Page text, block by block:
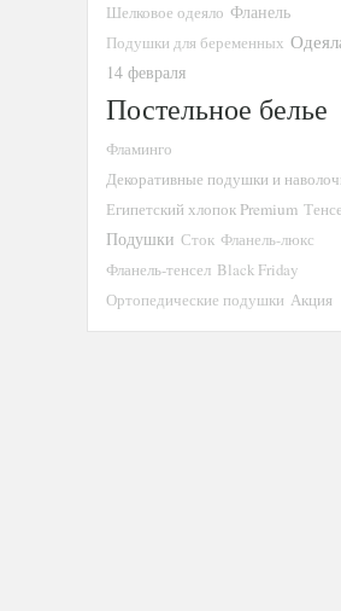
Шелковое одеяло Фланель
Подушки для беременных
14 февраля
Постельное белье
Фламинго
Декоративные подушки и
Египетский хлопок Premium
Подушки Сток Фланель-люкс
Фланель-тенсел Black Friday
Ортопедические подушки Акция